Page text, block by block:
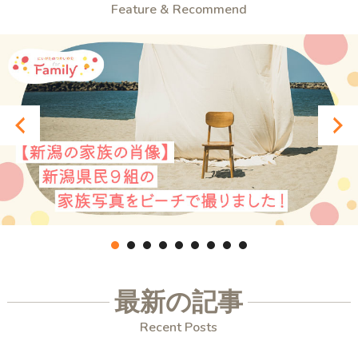
Feature & Recommend
最新の記事
Recent Posts